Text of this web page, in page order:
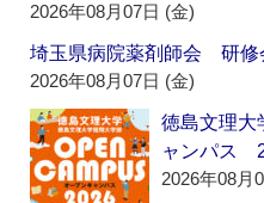
2026年08月07日 (金)
埼玉県病院薬剤師会 研
2026年08月07日 (金)
徳島文理
ャンパス
2026年08月